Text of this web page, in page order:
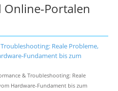
Portalen
Reale Probleme,
Fundament bis zum
& Troubleshooting: Reale
Hardware-Fundament bis zum